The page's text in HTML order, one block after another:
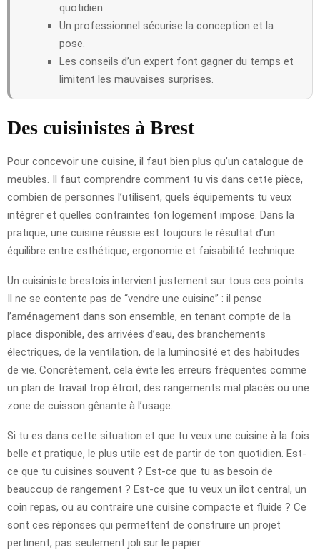
quotidien.
Un professionnel sécurise la conception et la
pose.
Les conseils d’un expert font gagner du temps et
limitent les mauvaises surprises.
Des cuisinistes à Brest
Pour concevoir une cuisine, il faut bien plus qu’un catalogue de
meubles. Il faut comprendre comment tu vis dans cette pièce,
combien de personnes l’utilisent, quels équipements tu veux
intégrer et quelles contraintes ton logement impose. Dans la
pratique, une cuisine réussie est toujours le résultat d’un
équilibre entre esthétique, ergonomie et faisabilité technique.
Un cuisiniste brestois intervient justement sur tous ces points.
Il ne se contente pas de “vendre une cuisine” : il pense
l’aménagement dans son ensemble, en tenant compte de la
place disponible, des arrivées d’eau, des branchements
électriques, de la ventilation, de la luminosité et des habitudes
de vie. Concrètement, cela évite les erreurs fréquentes comme
un plan de travail trop étroit, des rangements mal placés ou une
zone de cuisson gênante à l’usage.
Si tu es dans cette situation et que tu veux une cuisine à la fois
belle et pratique, le plus utile est de partir de ton quotidien. Est-
ce que tu cuisines souvent ? Est-ce que tu as besoin de
beaucoup de rangement ? Est-ce que tu veux un îlot central, un
coin repas, ou au contraire une cuisine compacte et fluide ? Ce
sont ces réponses qui permettent de construire un projet
pertinent, pas seulement joli sur le papier.